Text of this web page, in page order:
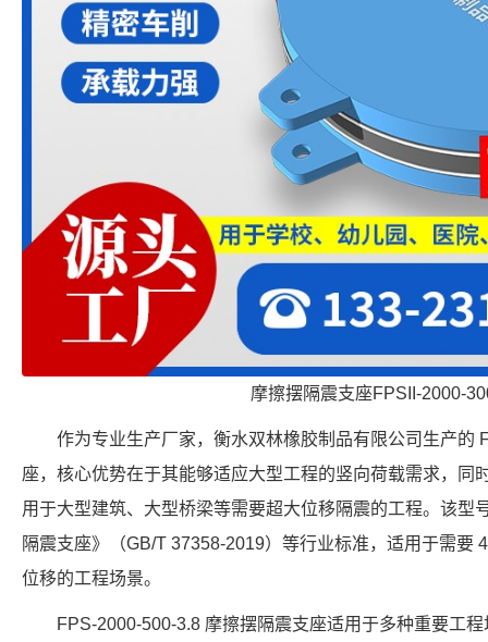
摩擦摆隔震支座FPSII-2000-
作为专业生产厂家，衡水双林橡胶制品有限公司生产的
座，核心优势在于其能够适应大型工程的竖向荷载需求，同
用于大型建筑、大型桥梁等需要超大位移隔震的工程。该型
隔震支座》（GB/T 37358-2019）等行业标准，适用于需要
位移的工程场景。
FPS-2000-500-3.8 摩擦摆隔震支座适用于多种重要工